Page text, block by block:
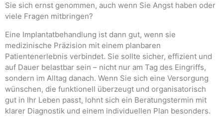
Sie sich ernst genommen, auch wenn Sie Angst haben oder
viele Fragen mitbringen?
Eine Implantatbehandlung ist dann gut, wenn sie
medizinische Präzision mit einem planbaren
Patientenerlebnis verbindet. Sie sollte sicher, effizient und
auf Dauer belastbar sein – nicht nur am Tag des Eingriffs,
sondern im Alltag danach. Wenn Sie sich eine Versorgung
wünschen, die funktionell überzeugt und organisatorisch
gut in Ihr Leben passt, lohnt sich ein Beratungstermin mit
klarer Diagnostik und einem individuellen Plan besonders.